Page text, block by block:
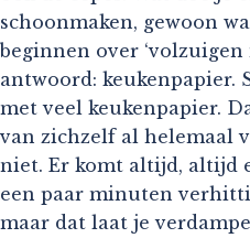
schoonmaken, gewoon
beginnen over ‘volzuigen
antwoord: keukenpapier.
met veel keukenpapier.
van zichzelf al helemaal
niet. Er komt altijd, altijd
een paar minuten
maar dat laat je